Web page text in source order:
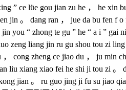
” ce lüe gou jian zu he ， he xin
jin 。 dang ran ， jue da bu fen f
“ zhong te gu ” he “ a i ” gai
zeng liang jin ru gu shou tou zi
cong zheng ce jiao du ， ju min
liu xiang xiao fei he shi ji tou zi 。
jian 。 ru guo jing ji fu su jiao